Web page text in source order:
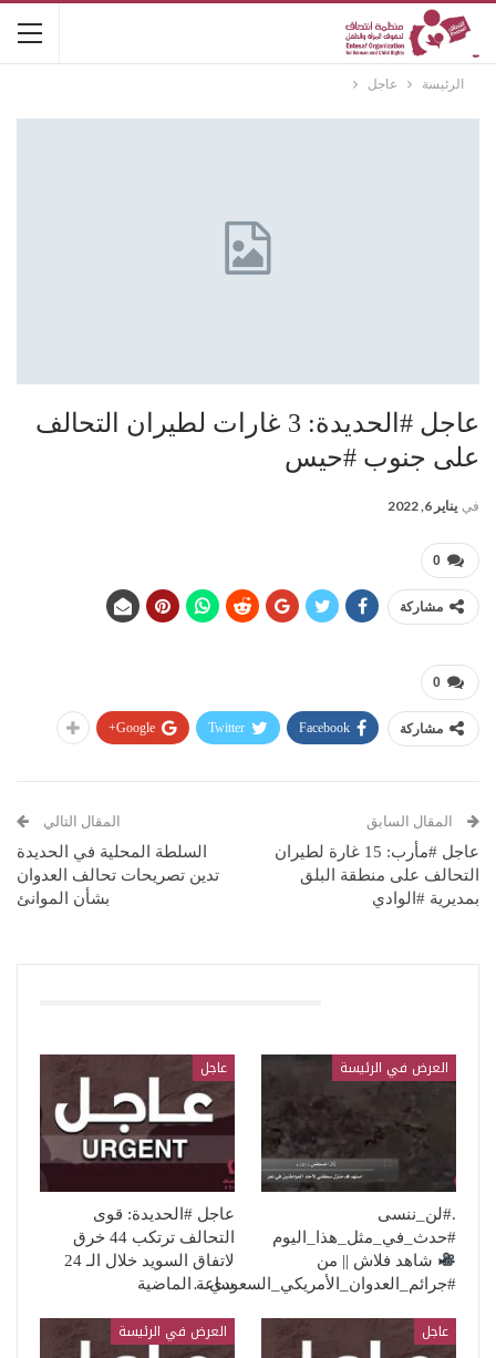
الرئيسة عاجل
عاجل #الحديدة: 3 غارات لطيران التحالف
على جنوب #حيس
في يناير 6, 2022
0
مشاركة
0
مشاركة Facebook
Twitter
Google+
المقال السابق
عاجل #مأرب: 15 غارة لطيران
التحالف على منطقة البلق
بمديرية #الوادي
المقال التالي
السلطة المحلية في الحديدة
تدين تصريحات تحالف العدوان
بشأن الموانئ
العرض في الرئيسة
.#لن_ننسى
#حدث_في_مثل_هذا_اليوم
شاهد فلاش || من
#جرائم_العدوان_الأمريكي_السعودي…
عاجل
عاجل #الحديدة: قوى
التحالف ترتكب 44 خرق
لاتفاق السويد خلال الـ 24
ساعة الماضية
عاجل العرض في الرئيسة